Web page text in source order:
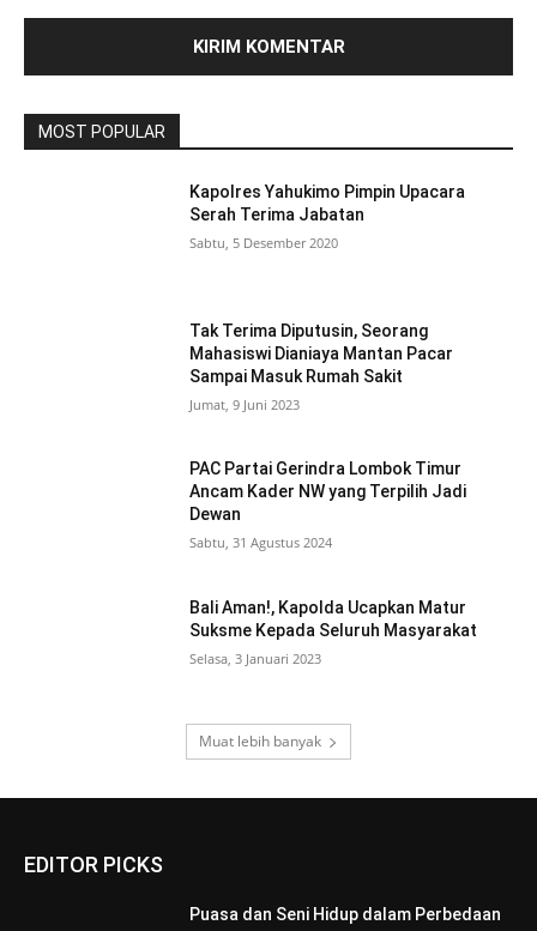
MOST POPULAR
Kapolres Yahukimo Pimpin Upacara
Serah Terima Jabatan
Sabtu, 5 Desember 2020
Tak Terima Diputusin, Seorang
Mahasiswi Dianiaya Mantan Pacar
Sampai Masuk Rumah Sakit
Jumat, 9 Juni 2023
PAC Partai Gerindra Lombok Timur
Ancam Kader NW yang Terpilih Jadi
Dewan
Sabtu, 31 Agustus 2024
Bali Aman!, Kapolda Ucapkan Matur
Suksme Kepada Seluruh Masyarakat
Selasa, 3 Januari 2023
Muat lebih banyak
EDITOR PICKS
Puasa dan Seni Hidup dalam Perbedaan